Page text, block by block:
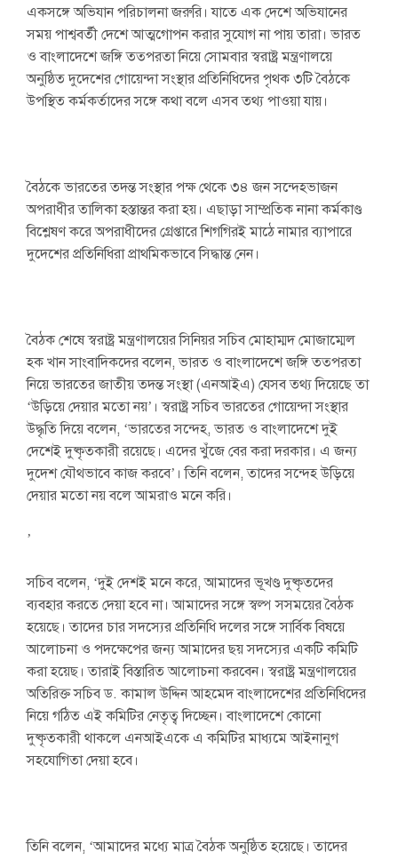
একসঙ্গে অভিযান পরিচালনা জরুরি। যাতে এক দেশে অভিযানের
সময় পাশ্ববর্তী দেশে আত্মগোপন করার সুযোগ না পায় তারা। ভারত
ও বাংলাদেশে জঙ্গি তত্পরতা নিয়ে সোমবার স্বরাষ্ট্র মন্ত্রণালয়ে
অনুষ্ঠিত দুদেশের গোয়েন্দা সংস্থার প্রতিনিধিদের পৃথক ৩টি বৈঠকে
উপস্থিত কর্মকর্তাদের সঙ্গে কথা বলে এসব তথ্য পাওয়া যায়।
বৈঠকে ভারতের তদন্ত সংস্থার পক্ষ থেকে ৩৪ জন সন্দেহভাজন
অপরাধীর তালিকা হস্তান্তর করা হয়। এছাড়া সাম্প্রতিক নানা কর্মকাণ্ড
বিশ্লেষণ করে অপরাধীদের গ্রেপ্তারে শিগগিরই মাঠে নামার ব্যাপারে
দুদেশের প্রতিনিধিরা প্রাথমিকভাবে সিদ্ধান্ত নেন।
বৈঠক শেষে স্বরাষ্ট্র মন্ত্রণালয়ের সিনিয়র সচিব মোহাম্মদ মোজাম্মেল
হক খান সাংবাদিকদের বলেন, ভারত ও বাংলাদেশে জঙ্গি তত্পরতা
নিয়ে ভারতের জাতীয় তদন্ত সংস্থা (এনআইএ) যেসব তথ্য দিয়েছে তা
‘উড়িয়ে দেয়ার মতো নয়’। স্বরাষ্ট্র সচিব ভারতের গোয়েন্দা সংস্থার
উদ্ধৃতি দিয়ে বলেন, ‘ভারতের সন্দেহ, ভারত ও বাংলাদেশে দুই
দেশেই দুষ্কৃতকারী রয়েছে। এদের খুঁজে বের করা দরকার। এ জন্য
দুদেশ যৌথভাবে কাজ করবে’। তিনি বলেন, তাদের সন্দেহ উড়িয়ে
দেয়ার মতো নয় বলে আমরাও মনে করি।
’
সচিব বলেন, ‘দুই দেশই মনে করে, আমাদের ভূখণ্ড দুষ্কৃতদের
ব্যবহার করতে দেয়া হবে না। আমাদের সঙ্গে স্বল্প সসময়ের বৈঠক
হয়েছে। তাদের চার সদস্যের প্রতিনিধি দলের সঙ্গে সার্বিক বিষয়ে
আলোচনা ও পদক্ষেপের জন্য আমাদের ছয় সদস্যের একটি কমিটি
করা হয়েছ। তারাই বিস্তারিত আলোচনা করবেন। স্বরাষ্ট্র মন্ত্রণালয়ের
অতিরিক্ত সচিব ড. কামাল উদ্দিন আহমেদ বাংলাদেশের প্রতিনিধিদের
নিয়ে গঠিত এই কমিটির নেতৃত্ব দিচ্ছেন। বাংলাদেশে কোনো
দুষ্কৃতকারী থাকলে এনআইএকে এ কমিটির মাধ্যমে আইনানুগ
সহযোগিতা দেয়া হবে।
তিনি বলেন, ‘আমাদের মধ্যে মাত্র বৈঠক অনুষ্ঠিত হয়েছে। তাদের